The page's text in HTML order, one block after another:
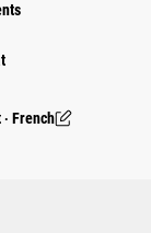
French